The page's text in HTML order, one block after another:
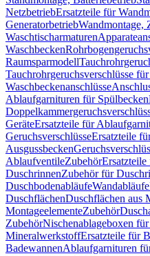
NetzbetriebErsatzteile für
GeneratorbetriebWandmontage,
Waschtischarmaturen
Waschbecken
Raumsparmodell
Tauchrohrgeruchsverschlüsse
Waschbeckenanschlüsse
Ablaufgarnituren für Spülbecken
GeräteErsatzteile für
GeruchsverschlüsseErsatzteile
Ausgussbecken
AblaufventileZubehör
DuschrinnenZubehör für
DuschbodenabläufeWandabläufe
DuschflächenDuschflächen aus
MontageelementeZubehör
ZubehörNischenablageboxen
MineralwerkstoffErsatzteile für
BadewannenAblaufgarnituren